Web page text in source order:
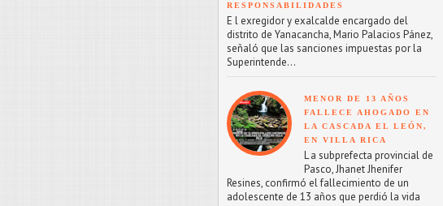
RESPONSABILIDADES
E l exregidor y exalcalde encargado del
distrito de Yanacancha, Mario Palacios Pánez,
señaló que las sanciones impuestas por la
Superintende...
MENOR DE 13 AÑOS
FALLECE AHOGADO EN
LA CASCADA EL LEÓN,
EN VILLA RICA
L a subprefecta provincial de
Pasco, Jhanet Jhenifer
Resines, confirmó el fallecimiento de un
adolescente de 13 años que perdió la vida